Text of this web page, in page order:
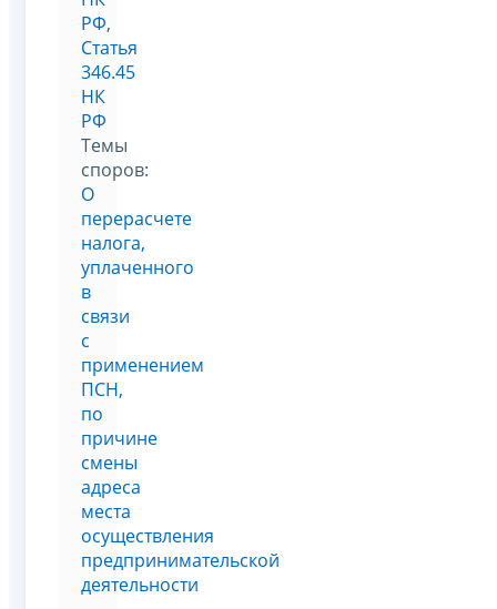
РФ,
Статья
346.45
НК
РФ
Темы
споров:
О
перерасчете
налога,
уплаченного
в
связи
с
применением
ПСН,
по
причине
смены
адреса
места
осуществления
предпринимательской
деятельности